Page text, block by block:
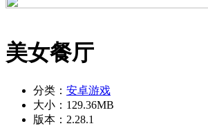
美女餐厅
分类： 安卓游戏
大小： 129.36MB
版本： 2.28.1